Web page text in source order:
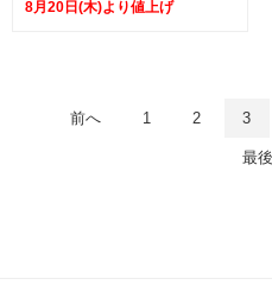
下台全4色 天板全2色
8月20日(木)より値上げ
前へ 1 2 3
最